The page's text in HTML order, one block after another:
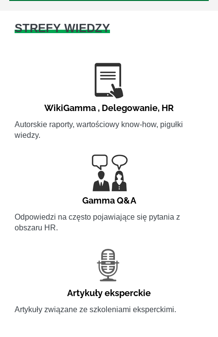
STREFY WIEDZY
WikiGamma , Delegowanie, HR
Autorskie raporty, wartościowy know-how, pigułki
wiedzy.
Gamma Q&A
Odpowiedzi na często pojawiające się pytania z
obszaru HR.
Artykuły eksperckie
Artykuły związane ze szkoleniami eksperckimi.